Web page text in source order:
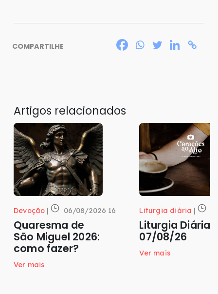
COMPARTILHE
Artigos relacionados
Devoção | 06/08/2026 16
Quaresma de
São Miguel 2026:
como fazer?
Ver mais
Liturgia diária |
Liturgia Diária
07/08/26
Ver mais